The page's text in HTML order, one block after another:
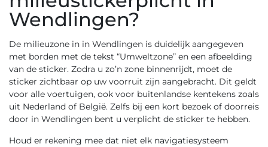
Wendlingen?
De milieuzone in in Wendlingen is duidelijk aangegeven
met borden met de tekst “Umweltzone” en een afbeelding
van de sticker. Zodra u zo’n zone binnenrijdt, moet de
sticker zichtbaar op uw voorruit zijn aangebracht. Dit geldt
voor alle voertuigen, ook voor buitenlandse kentekens zoals
uit Nederland of België. Zelfs bij een kort bezoek of doorreis
door in Wendlingen bent u verplicht de sticker te hebben.
Houd er rekening mee dat niet elk navigatiesysteem